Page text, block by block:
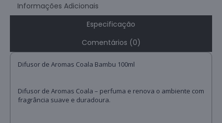
Informações Adicionais
Especificação
Comentários (0)
Difusor de Aromas Coala Bambu 100ml
Difusor de Aromas Coala – perfuma e renova o ambiente com
fragrância suave e duradoura.